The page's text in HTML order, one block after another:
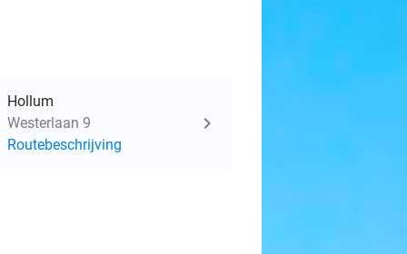
Hollum
Westerlaan 9
Routebeschrijving